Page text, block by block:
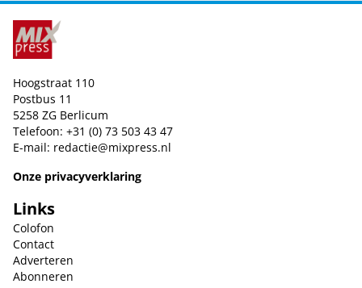
Hoogstraat 110
Postbus 11
5258 ZG Berlicum
Telefoon: +31 (0) 73 503 43 47
E-mail: redactie@mixpress.nl
Onze privacyverklaring
Links
Colofon
Contact
Adverteren
Abonneren